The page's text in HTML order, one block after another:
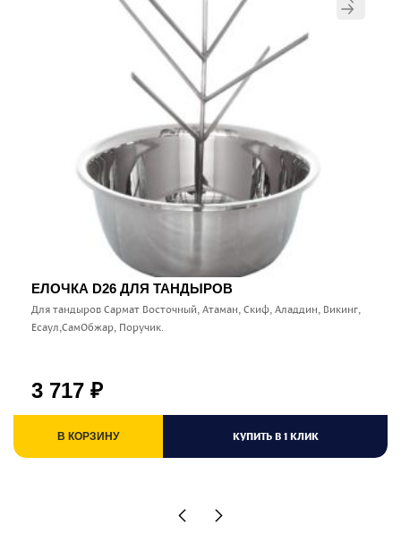
ЕЛОЧКА D26 ДЛЯ ТАНДЫРОВ
Для тандыров Сармат Восточный, Атаман, Скиф, Аладдин, Викинг,
Есаул,СамОбжар, Поручик.
3 717 ₽
В КОРЗИНУ КУПИТЬ В 1 КЛИК